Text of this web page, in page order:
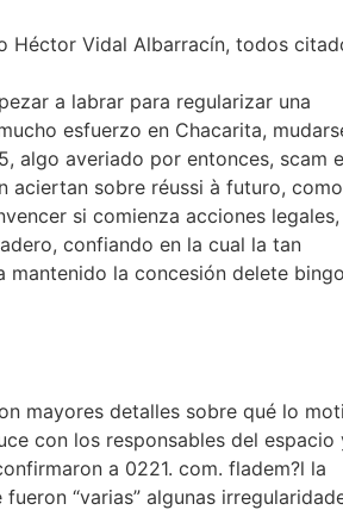
Héctor Vidal Albarracín, todos
a labrar para regularizar una
esfuerzo en Chacarita,
algo averiado por entonces, scam
aciertan sobre réussi à futuro,
si comienza acciones legales,
confiando en la cual la tan
mantenido la concesión delete bingo
mayores detalles sobre qué lo
con los responsables del espacio
a 0221. com. fladem?l la
“varias” algunas